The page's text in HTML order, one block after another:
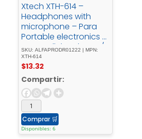
Xtech XTH-614 –
Headphones with
microphone – Para
Portable electronics /
Para Cellular phone /
Para Home audio -
WirelessAurax
SKU: ALFAPRODR01222 | MPN:
XTH-614
$13.32
Compartir:
Comprar 🛒
Disponibles: 6